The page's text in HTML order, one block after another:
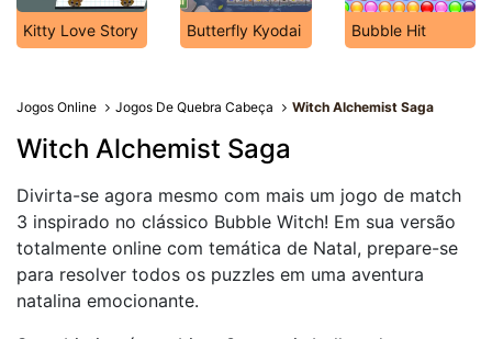
Kitty Love Story Butterfly Kyodai Bubble Hit
Jogos Online Jogos De Quebra Cabeça Witch Alchemist Saga
Witch Alchemist Saga
Divirta-se agora mesmo com mais um jogo de match
3 inspirado no clássico Bubble Witch! Em sua versão
totalmente online com temática de Natal, prepare-se
para resolver todos os puzzles em uma aventura
natalina emocionante.